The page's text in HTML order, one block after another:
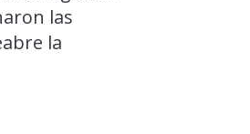
las
la